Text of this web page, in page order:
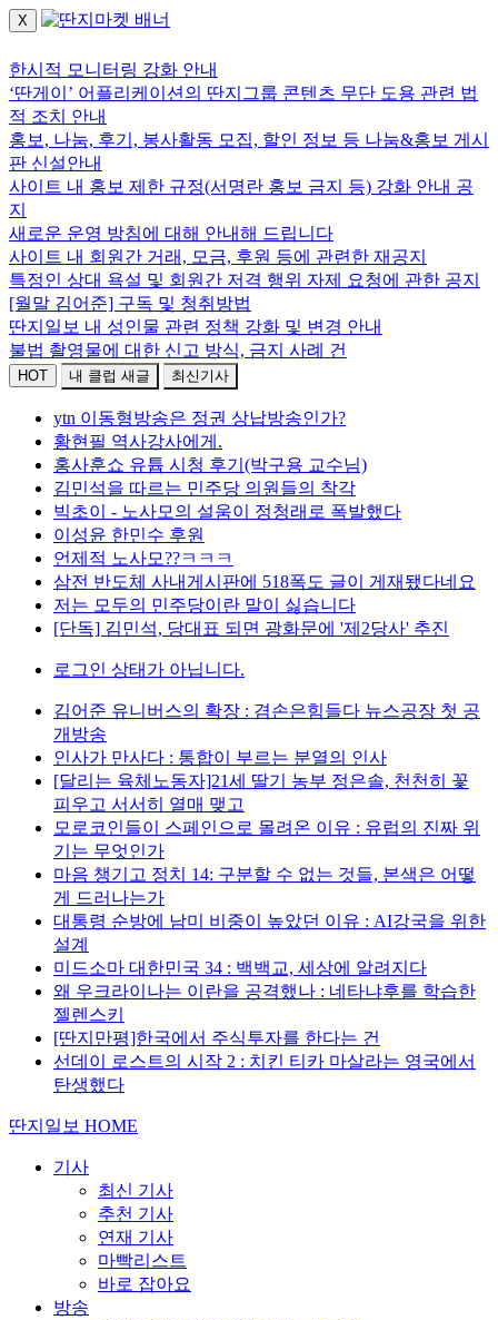
X
한시적 모니터링 강화 안내
‘딴게이’ 어플리케이션의 딴지그룹 콘텐츠 무단 도용 관련 법
적 조치 안내
홍보, 나눔, 후기, 봉사활동 모집, 할인 정보 등 나눔&홍보 게시
판 신설안내
사이트 내 홍보 제한 규정(서명란 홍보 금지 등) 강화 안내 공
지
새로운 운영 방침에 대해 안내해 드립니다
사이트 내 회원간 거래, 모금, 후원 등에 관련한 재공지
특정인 상대 욕설 및 회원간 저격 행위 자제 요청에 관한 공지
[월말 김어준] 구독 및 청취방법
딴지일보 내 성인물 관련 정책 강화 및 변경 안내
불법 촬영물에 대한 신고 방식, 금지 사례 건
HOT 내 클럽 새글 최신기사
ytn 이동형방송은 정권 상납방송인가?
황현필 역사강사에게.
홍사훈쇼 유튭 시청 후기(박구용 교수님)
김민석을 따르는 민주당 의원들의 착각
빅초이 - 노사모의 설움이 정청래로 폭발했다
이성윤 한민수 후원
언제적 노사모??ㅋㅋㅋ
삼전 반도체 사내게시판에 518폭도 글이 게재됐다네요
저는 모두의 민주당이란 말이 싫습니다
[단독] 김민석, 당대표 되면 광화문에 '제2당사' 추진
로그인 상태가 아닙니다.
김어준 유니버스의 확장 : 겸손은힘들다 뉴스공장 첫 공
개방송
인사가 만사다 : 통합이 부르는 분열의 인사
[달리는 육체노동자]21세 딸기 농부 정은솔, 천천히 꽃
피우고 서서히 열매 맺고
모로코인들이 스페인으로 몰려온 이유 : 유럽의 진짜 위
기는 무엇인가
마음 챙기고 정치 14: 구분할 수 없는 것들, 본색은 어떻
게 드러나는가
대통령 순방에 남미 비중이 높았던 이유 : AI강국을 위한
설계
미드소마 대한민국 34 : 백백교, 세상에 알려지다
왜 우크라이나는 이란을 공격했나 : 네타냐후를 학습한
젤렌스키
[딴지만평]한국에서 주식투자를 한다는 건
선데이 로스트의 시작 2 : 치킨 티카 마살라는 영국에서
탄생했다
딴지일보 HOME
기사
최신 기사
추천 기사
연재 기사
마빡리스트
바로 잡아요
방송